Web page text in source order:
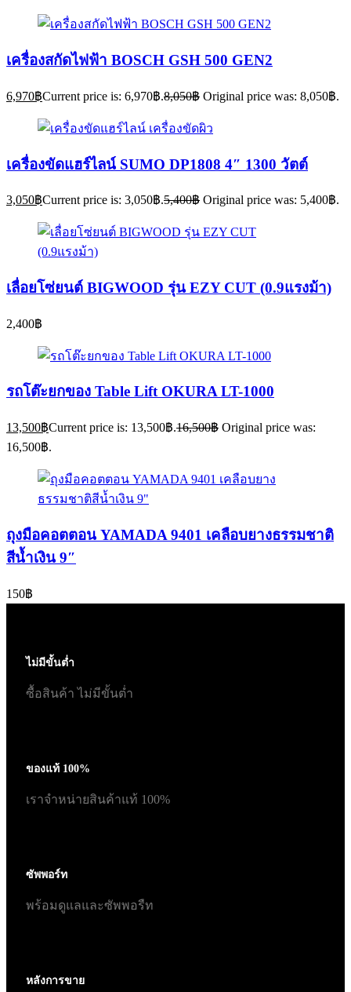
เครื่องสกัดไฟฟ้า BOSCH GSH 500 GEN2
6,970฿Current price is: 6,970฿.8,050฿ Original price was: 8,050฿.
เครื่องขัดแฮร์ไลน์ SUMO DP1808 4″ 1300 วัตต์
3,050฿Current price is: 3,050฿.5,400฿ Original price was: 5,400฿.
เลื่อยโซ่ยนต์ BIGWOOD รุ่น EZY CUT (0.9แรงม้า)
2,400฿
รถโต๊ะยกของ Table Lift OKURA LT-1000
13,500฿Current price is: 13,500฿.16,500฿ Original price was:
16,500฿.
ถุงมือคอตตอน YAMADA 9401 เคลือบยางธรรมชาติ
สีน้ำเงิน 9″
150฿
ไม่มีขั้นต่ำ
ซื้อสินค้า ไม่มีขั้นต่ำ
ของแท้ 100%
เราจำหน่ายสินค้าแท้ 100%
ซัพพอร์ท
พร้อมดูแลและซัพพอรืท
หลังการขาย